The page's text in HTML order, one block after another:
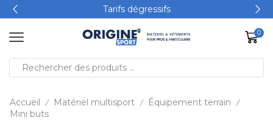
Tarifs dégressifs
0
Accueil / Matériel multisport / Équipement terrain /
Mini buts